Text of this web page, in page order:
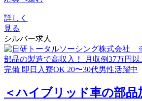
詳しく
見る
シルバー求人
＜ハイブリッド車の部品